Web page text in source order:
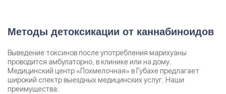
Методы детоксикации от каннабиноидов
Выведение токсинов после употребления марихуаны
проводится амбулаторно, в клинике или на дому.
Медицинский центр «Похмелочная» в Губахе предлагает
широкий спектр выездных медицинских услуг. Наши
преимущества: